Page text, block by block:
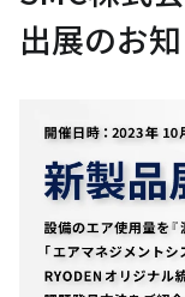
出展のお